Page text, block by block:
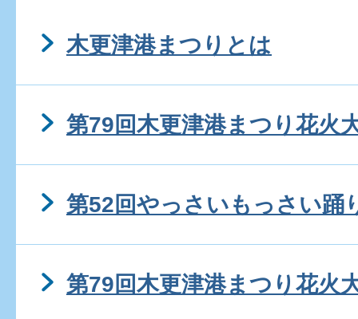
木更津港まつりとは
第79回木更津港まつり花火
第52回やっさいもっさい踊
第79回木更津港まつり花火